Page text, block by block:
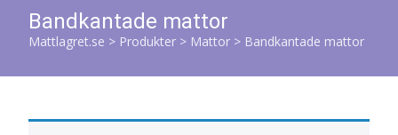
Bandkantade mattor
Mattlagret.se > Produkter > Mattor > Bandkantade mattor